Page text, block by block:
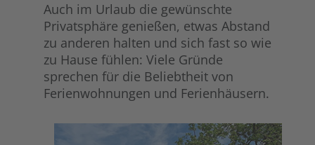
Auch im Urlaub die gewünschte
Privatsphäre genießen, etwas Abstand
zu anderen halten und sich fast so wie
zu Hause fühlen: Viele Gründe
sprechen für die Beliebtheit von
Ferienwohnungen und Ferienhäusern.